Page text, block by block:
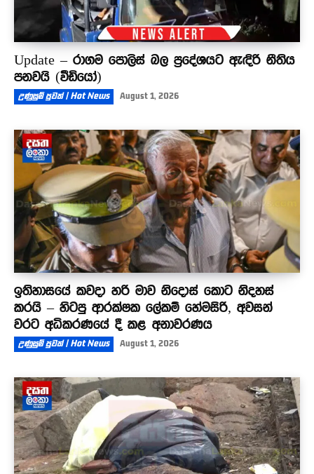
Update – රාගම පොලිස් බල ප්‍රදේශයට ඇඳිරි නීතිය
පනවයි (වීඩියෝ)
උණුසුම් පුවත් | Hot News August 1, 2026
ඉතිහාසයේ කවදා හරි මාව නිදොස් කොට නිදහස්
කරයි – හිටපු ආරක්ෂක ලේකම් හේමසිරි, අවසන්
වරට අධිකරණයේ දී කළ අනාවරණය
උණුසුම් පුවත් | Hot News August 1, 2026